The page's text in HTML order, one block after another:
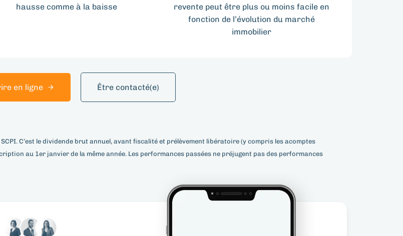
hausse comme à la baisse
revente peut être plus ou moins facile en
fonction de l’évolution du marché
immobilier
en ligne Être contacté(e)
C’est le dividende brut annuel, avant fiscalité et prélèvement libératoire (y compris les acomptes
au 1er janvier de la même année. Les performances passées ne préjugent pas des performances